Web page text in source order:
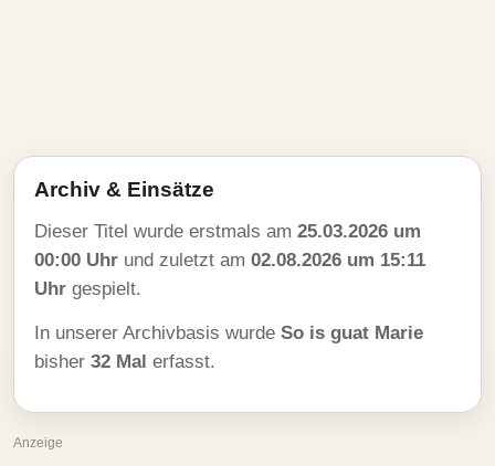
Archiv & Einsätze
Dieser Titel wurde erstmals am 25.03.2026 um
00:00 Uhr und zuletzt am 02.08.2026 um 15:11
Uhr gespielt.
In unserer Archivbasis wurde So is guat Marie
bisher 32 Mal erfasst.
Anzeige